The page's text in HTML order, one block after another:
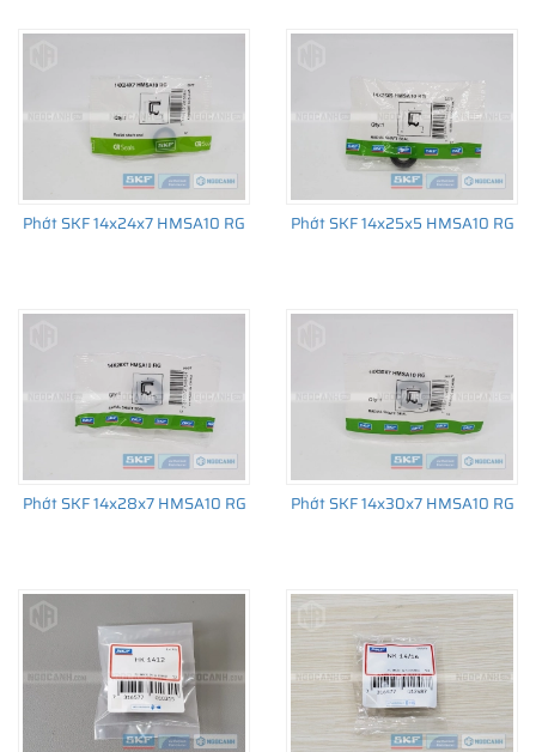
đến sản xuất số lượng lớn, từ lắp cho thiết bị ban đầu đến thị
Giá bán và nơi bán Phớt chắn dầu SKF chính hãng uy
tín
Để có báo giá Phớt SKF 14x30x7 HMSA10 RG tốt nhất, hãy liên
hệ với
Phớt SKF 14x24x7 HMSA10 RG Phớt SKF 14x25x5 HMSA10 RG
Phớt SKF 14x28x7 HMSA10 RG Phớt SKF 14x30x7 HMSA10 RG